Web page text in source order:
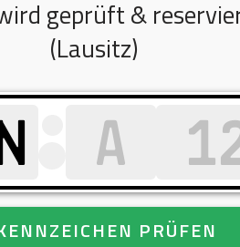
geprüft &
(Lausitz)
PRÜFEN